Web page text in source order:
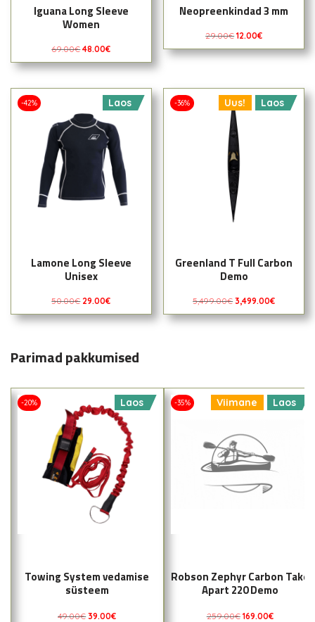
Iguana Long Sleeve
Women
69.00€ 48.00€
Neopreenkindad 3 mm
29.00€ 12.00€
-42% Laos
Lamone Long Sleeve
Unisex
50.00€ 29.00€
-36% Uus! Laos
Greenland T Full Carbon
Demo
5,499.00€ 3,499.00€
Parimad pakkumised
-20% Laos
Towing System vedamise
süsteem
49.00€ 39.00€
-35% Viimane Laos
Robson Zephyr Carbon Take
Apart 220 Demo
259.00€ 169.00€